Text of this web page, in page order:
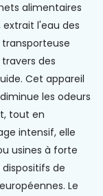
alimentaires
l'eau des
des
Cet appareil
les odeurs
tout en
intensif, elle
usines à forte
de
Le